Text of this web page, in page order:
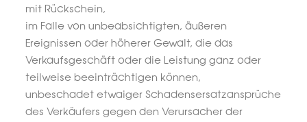
mit Rückschein,
im Falle von unbeabsichtigten, äußeren
Ereignissen oder höherer Gewalt, die das
Verkaufsgeschäft oder die Leistung ganz oder
teilweise beeinträchtigen können,
unbeschadet etwaiger Schadensersatzansprüche
des Verkäufers gegen den Verursacher der